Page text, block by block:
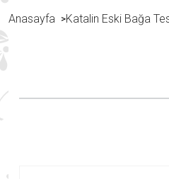
Anasayfa >Katalin Eski Bağa